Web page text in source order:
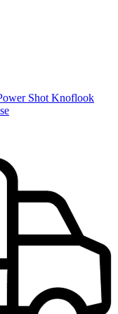
Shot Knoflook